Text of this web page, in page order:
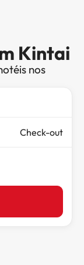
Kintai
nos
Check-out